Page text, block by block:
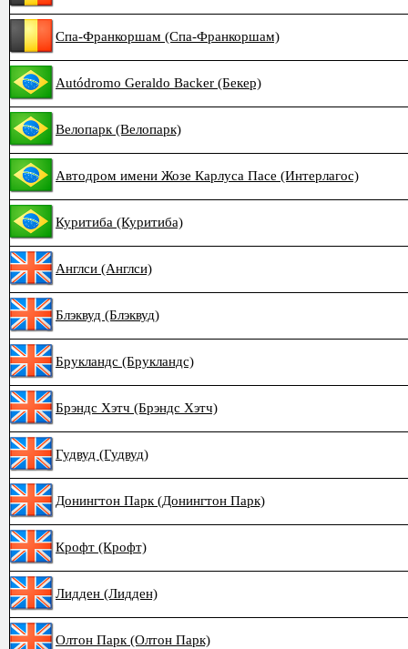
Спа-Франкоршам (Спа-Франкоршам)
Autódromo Geraldo Backer (Бекер)
Велопарк (Велопарк)
Автодром имени Жозе Карлуса Пасе (Интерлагос)
Куритиба (Куритиба)
Англси (Англси)
Блэквуд (Блэквуд)
Брукландс (Брукландс)
Брэндс Хэтч (Брэндс Хэтч)
Гудвуд (Гудвуд)
Донингтон Парк (Донингтон Парк)
Крофт (Крофт)
Лидден (Лидден)
Олтон Парк (Олтон Парк)